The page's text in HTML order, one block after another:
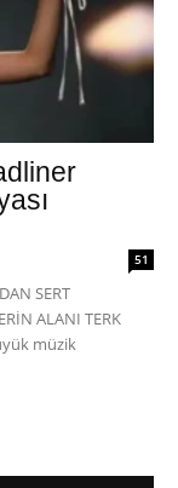
51
SERT
ALANI TERK
müzik